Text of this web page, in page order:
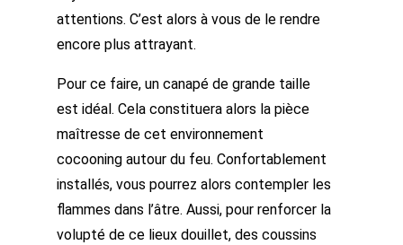
attentions. C’est alors à vous de le rendre
encore plus attrayant.
Pour ce faire, un canapé de grande taille
est idéal. Cela constituera alors la pièce
maîtresse de cet environnement
cocooning autour du feu. Confortablement
installés, vous pourrez alors contempler les
flammes dans l’âtre. Aussi, pour renforcer la
volupté de ce lieux douillet, des coussins